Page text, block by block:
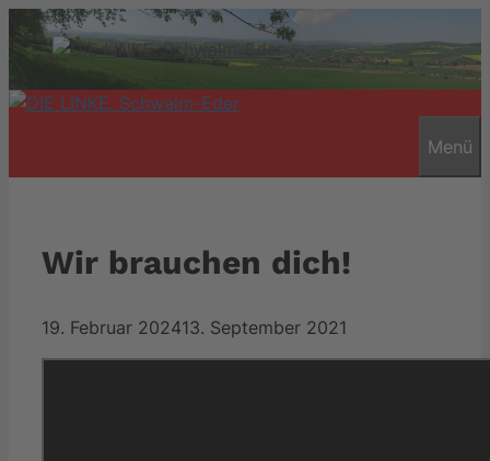
Zum
Inhalt
springen
Menü
Wir brauchen dich!
19. Februar 202413. September 2021